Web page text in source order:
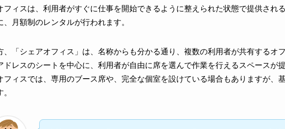
フィスは、利用者がすぐに仕事を開始できるように整えられた状態で提供され
、月額制のレンタルが行われます。
、「シェアオフィス」は、名称からも分かる通り、複数の利用者が共有するオ
ドレスのシートを中心に、利用者が自由に席を選んで作業を行えるスペースが
フィスでは、専用のブース席や、完全な個室を設けている場合もありますが、